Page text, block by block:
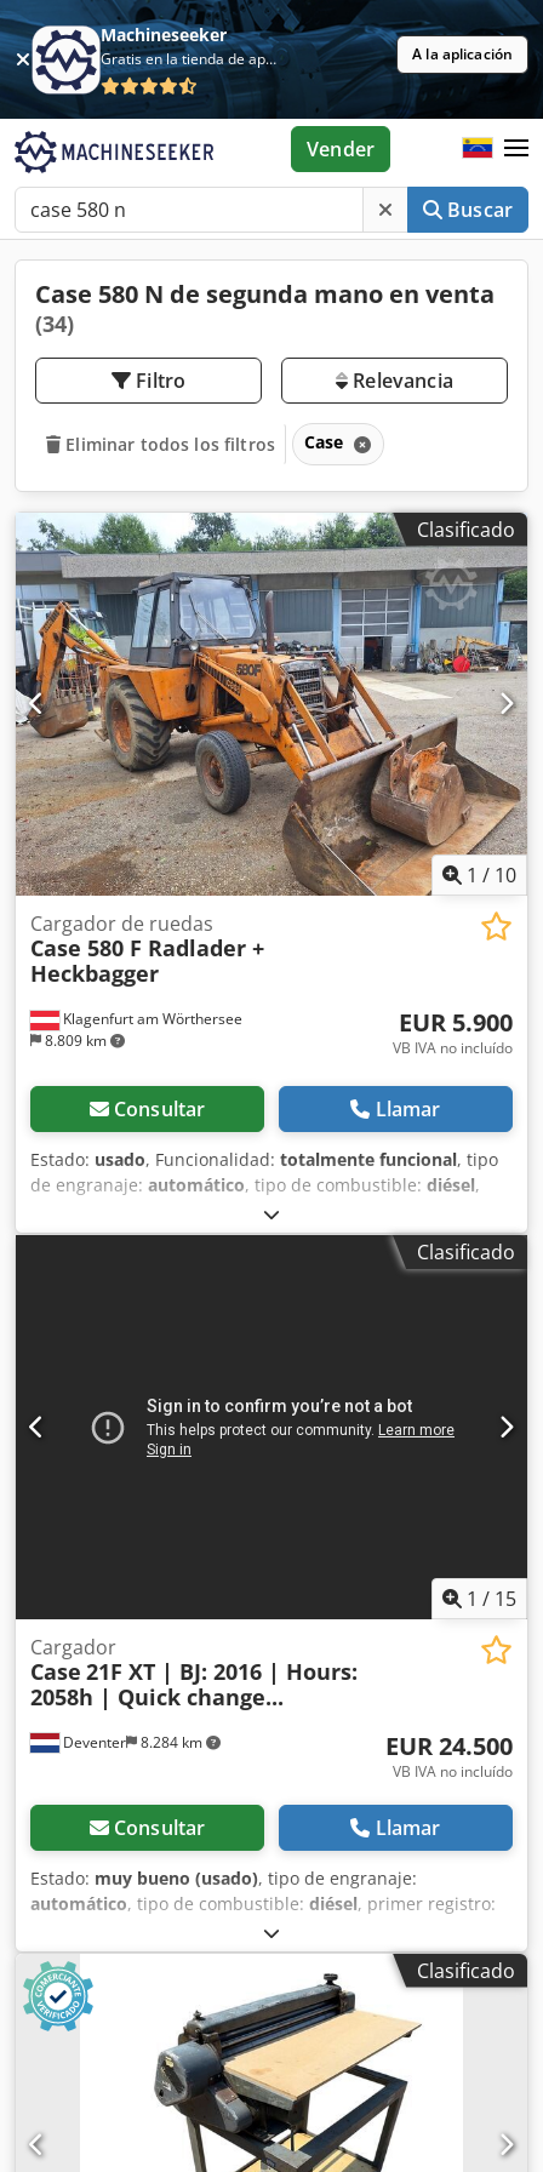
Machineseeker
Gratis en la tienda de aplicaciones A la aplicación
Buscar
Vender
Case 580 N de segunda mano en venta
(34)
Filtro Relevancia
Eliminar todos los filtros Case
Clasificado
1 / 10
Klagenfurt am Wörthersee
8.809 km
Cargador de ruedas
Case 580 F Radlader +
Heckbagger
EUR 5.900
VB IVA no incluído
Consultar Llamar
Estado: usado, Funcionalidad: totalmente funcional, tipo
de engranaje: automático, tipo de combustible: diésel,
, configuración de ejes:
primer registro:10/1977, Año de fabricación:1977,
, Técnicamente en buen estado
Clasificado
1 / 15
Deventer 8.284 km
Cargador
Case 21F XT | BJ: 2016 | Hours:
2058h | Quick change...
EUR 24.500
VB IVA no incluído
Consultar Llamar
Estado: muy bueno (usado), tipo de engranaje:
automático, tipo de combustible: diésel, primer registro:
, Año de fabricación:2016
funcionamiento:2.058 h, Equipamiento:cabina, =
Opciones y accesorios adicionales = - Cabina cerrada -
Radio/reproductor de CD = Notas = Pala cargadora CASE
21F XT, fabricada en 2016, con solo 2.058 horas de
funcionamiento. Esta pala cargadora compacta y potente
es de origen alemán y se encuentra en excelentes
condiciones, bien mantenida. La máquina está lista para
su uso inmediato y es ideal para trabajos de excavación,
agricultura, reciclaje, trabajos de pavimentación y en
Clasificado